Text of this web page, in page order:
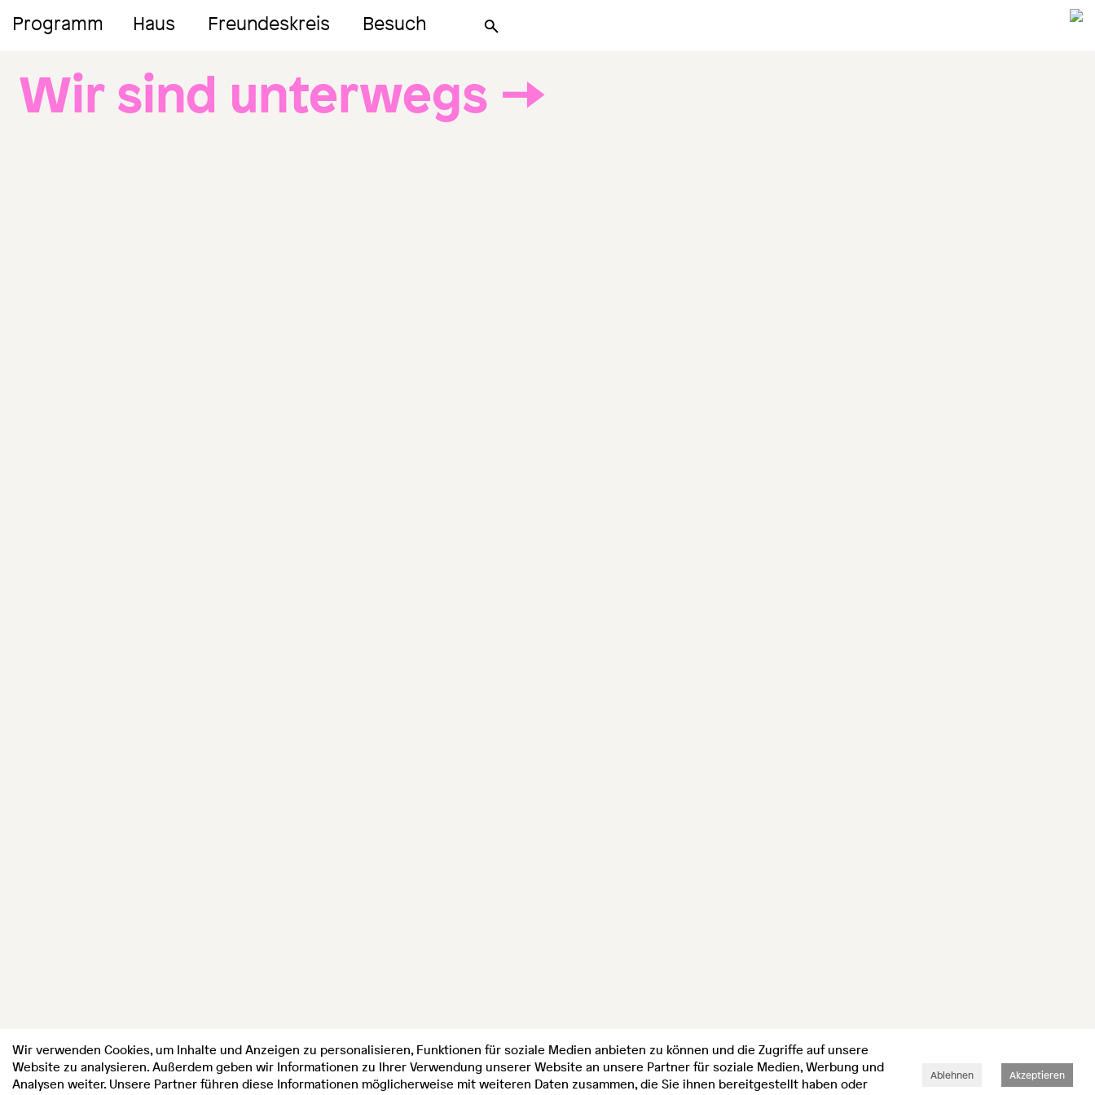
Programm Haus Freundeskreis Besuch Suche
Wir sind unterwegs →
Wir verwenden Cookies, um Inhalte und Anzeigen zu personalisieren, Funktionen für soziale Medien anbieten zu können und die Zugriffe auf unsere
Website zu analysieren. Außerdem geben wir Informationen zu Ihrer Verwendung unserer Website an unsere Partner für soziale Medien, Werbung und
Analysen weiter. Unsere Partner führen diese Informationen möglicherweise mit weiteren Daten zusammen, die Sie ihnen bereitgestellt haben oder
Ablehnen Akzeptieren